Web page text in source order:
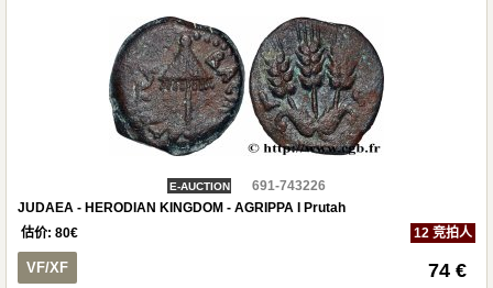
E-AUCTION
691-743226
JUDAEA - HERODIAN KINGDOM - AGRIPPA I Prutah
估价: 80€ 12 竞拍人
VF/XF 74 €